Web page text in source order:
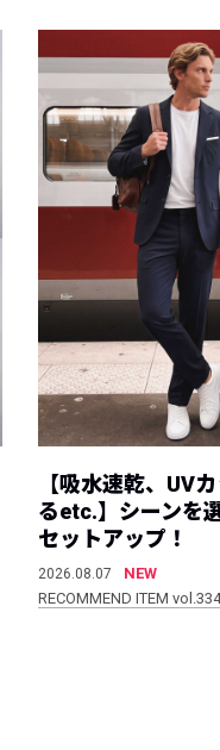
【吸水速乾、UV
るetc.】シーンを
セットアップ！
2026.08.07
NEW
RECOMMEND ITEM vol.334